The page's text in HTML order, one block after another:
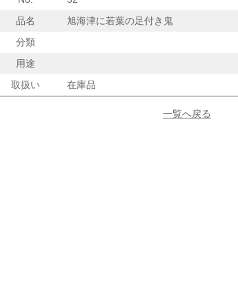
品名
旭海津に若葉の足付き鬼
分類
用途
取扱い
在庫品
一覧へ戻る